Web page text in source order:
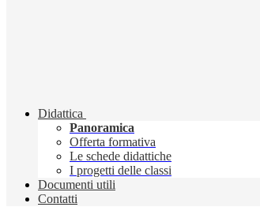
Didattica
Panoramica
Offerta formativa
Le schede didattiche
I progetti delle classi
Documenti utili
Contatti